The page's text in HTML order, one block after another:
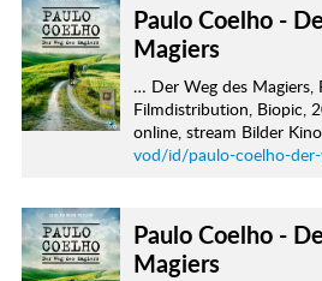
Paulo Coelho -
Magiers
… Der Weg des Magiers,
Filmdistribution, Biopic,
online, stream Bilder
vod/id/paulo-coelho-
Paulo Coelho -
Magiers